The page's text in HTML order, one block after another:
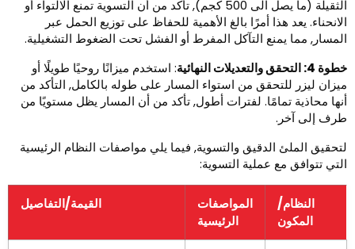
الثقيلة (ما يصل الى 500 كجم), تأكد من أن التسوية تمنع الالتواء أو
يعد هذا أمرًا بالغ الأهمية للحفاظ على توزيع الحمل عبر
مما يمنع التآكل المفرط أو الفشل تحت الضغوط التشغيلية.
والتعديلات النهائية
: استخدم ميزانًا روحيًا طويلًا أو
ليزر للتحقق من استواء المسار على طوله بالكامل, التأكد من
محاذية تمامًا. لفترات أطول, تأكد من أن المسار يظل مستويًا من
إلى آخر.
الملئ الدقيق والتسوية, فيما يلي مواصفات النظام الرئيسية
تتوافق مع عملية التسوية:
النظام/
المكون
المواصفات
الرئيسية
القيمة/التفاصيل